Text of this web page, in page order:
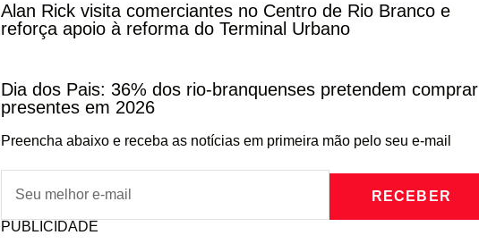
Alan Rick visita comerciantes no Centro de Rio Branco e
reforça apoio à reforma do Terminal Urbano
Dia dos Pais: 36% dos rio-branquenses pretendem comprar
presentes em 2026
Preencha abaixo e receba as notícias em primeira mão pelo seu e-mail
RECEBER
PUBLICIDADE